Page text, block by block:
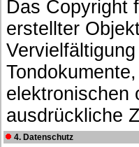
Das Copyright
erstellter
elektronischen
ausdrückliche
4. Datenschutz